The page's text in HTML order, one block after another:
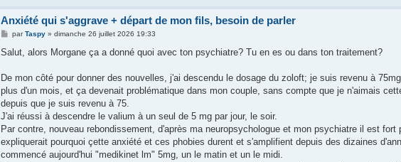
Anxiété qui s'aggrave + départ de mon fils, besoin de parler
M
s
g
parTaspy» dimanche 26 juillet 2026 19:33
Salut, alors Morgane ça a donné quoi avec ton psychiatre? Tu en es ou dans ton traitement?
De mon côté pour donner des nouvelles, j'ai descendu le dosage du zoloft; je suis revenu à
plus d'un mois, et ça devenait problématique dans mon couple, sans compte que je n'aimais
depuis que je suis revenu à 75.
J'ai réussi à descendre le valium à un seul de 5 mg par jour, le soir.
Par contre, nouveau rebondissement, d'après ma neuropsychologue et mon psychiatre il est
expliquerait pourquoi çette anxiété et ces phobies durent et s'amplifient depuis des dizaines
commencé aujourd'hui "medikinet lm" 5mg, un le matin et un le midi.